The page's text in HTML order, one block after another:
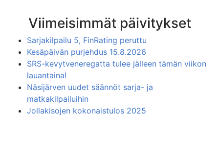
Viimeisimmät päivitykset
Sarjakilpailu 5, FinRating peruttu
Kesäpäivän purjehdus 15.8.2026
SRS-kevytveneregatta tulee jälleen tämän viikon
lauantaina!
Näsijärven uudet säännöt sarja- ja
matkakilpailuihin
Jollakisojen kokonaistulos 2025